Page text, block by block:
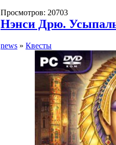
Просмотров: 20703
Нэнси Дрю.
news » Квесты